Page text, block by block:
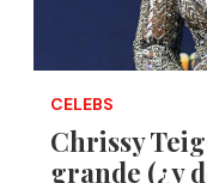
CELEBS
Chrissy
grande (¿y